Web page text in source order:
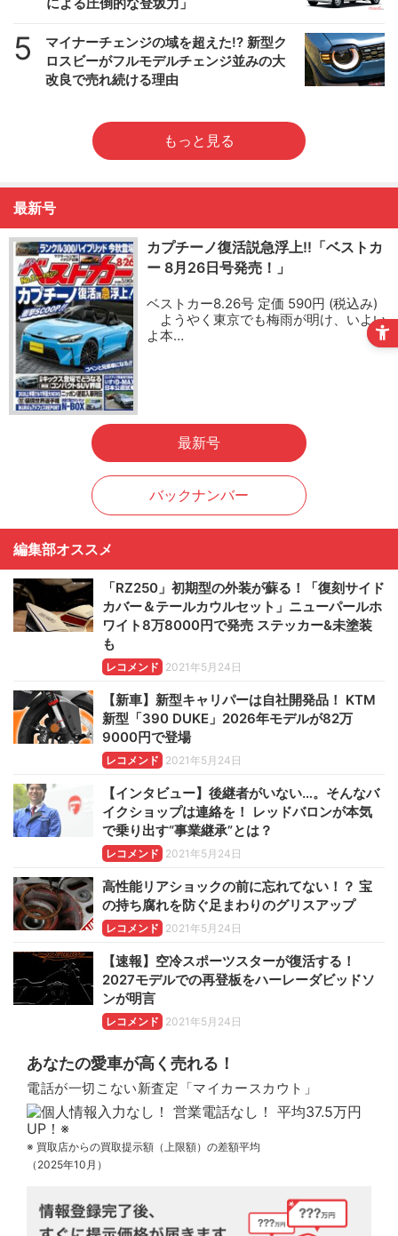
5
マイナーチェンジの域を超えた!? 新型ク
ロスビーがフルモデルチェンジ並みの大
改良で売れ続ける理由
もっと見る
最新号
カプチーノ復活説急浮上!!「ベストカ
ー 8月26日号発売！」
ベストカー8.26号 定価 590円 (税込み)
ようやく東京でも梅雨が明け、いよい
よ本…
最新号
バックナンバー
編集部オススメ
「RZ250」初期型の外装が蘇る！「復刻サイド
カバー＆テールカウルセット」ニューパールホ
ワイト8万8000円で発売 ステッカー&未塗装
も
レコメンド 2021年5月24日
【新車】新型キャリパーは自社開発品！ KTM
新型「390 DUKE」2026年モデルが82万
9000円で登場
レコメンド 2021年5月24日
【インタビュー】後継者がいない…。そんなバ
イクショップは連絡を！ レッドバロンが本気
で乗り出す“事業継承”とは？
レコメンド 2021年5月24日
高性能リアショックの前に忘れてない！？ 宝
の持ち腐れを防ぐ足まわりのグリスアップ
レコメンド 2021年5月24日
【速報】空冷スポーツスターが復活する！
2027モデルでの再登板をハーレーダビッドソ
ンが明言
レコメンド 2021年5月24日
あなたの愛車が高く売れる！
電話が一切こない新査定「マイカースカウト」
※ 買取店からの買取提示額（上限額）の差額平均
（2025年10月）